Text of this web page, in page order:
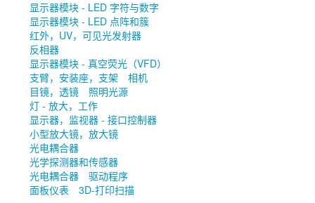
显示器模块 - LED 字符与数字
显示器模块 - LED 点阵和簇
红外，UV，可见光发射器
反相器
显示器模块 - 真空荧光（VFD）
支臂，安装座，支架
相机
目镜，透镜
照明光源
灯 - 放大，工作
显示器，监视器 - 接口控制器
小型放大镜，放大镜
光电耦合器
光学探测器和传感器
光电耦合器
驱动程序
面板仪表
3D-打印扫描